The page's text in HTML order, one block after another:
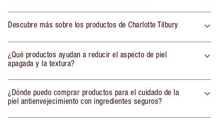
Descubre más sobre los productos de Charlotte Tilbury
¿Qué productos ayudan a reducir el aspecto de piel
apagada y la textura?
¿Dónde puedo comprar productos para el cuidado de la
piel antienvejecimiento con ingredientes seguros?